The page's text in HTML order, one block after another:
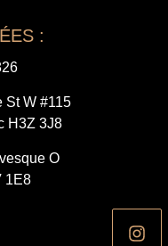
:
St W #115
H3Z 3J8
O
1E8